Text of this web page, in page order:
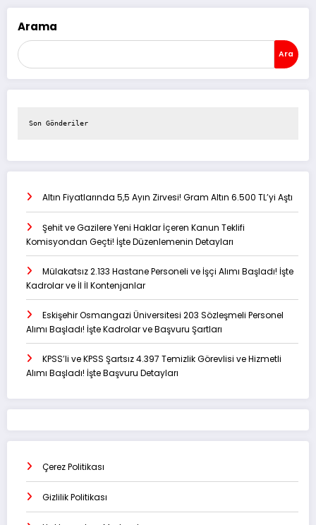
Arama
Ara
Son Gönderiler
Altın Fiyatlarında 5,5 Ayın Zirvesi! Gram Altın 6.500 TL’yi Aştı
Şehit ve Gazilere Yeni Haklar İçeren Kanun Teklifi
Komisyondan Geçti! İşte Düzenlemenin Detayları
Mülakatsız 2.133 Hastane Personeli ve İşçi Alımı Başladı! İşte
Kadrolar ve İl İl Kontenjanlar
Eskişehir Osmangazi Üniversitesi 203 Sözleşmeli Personel
Alımı Başladı! İşte Kadrolar ve Başvuru Şartları
KPSS’li ve KPSS Şartsız 4.397 Temizlik Görevlisi ve Hizmetli
Alımı Başladı! İşte Başvuru Detayları
Çerez Politikası
Gizlilik Politikası